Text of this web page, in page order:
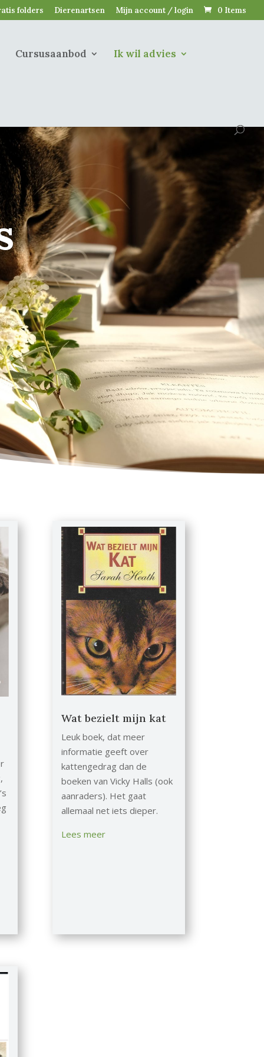
folders Dierenartsen Mijn account / login 0 Items
Cursusaanbod Ik wil advies
Wat bezielt mijn kat
Leuk boek, dat meer
informatie geeft over
kattengedrag dan de
boeken van Vicky Halls (ook
aanraders). Het gaat
allemaal net iets dieper.
Lees meer